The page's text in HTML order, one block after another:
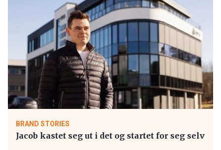
BRAND STORIES
Jacob kastet seg ut i det og startet for seg selv